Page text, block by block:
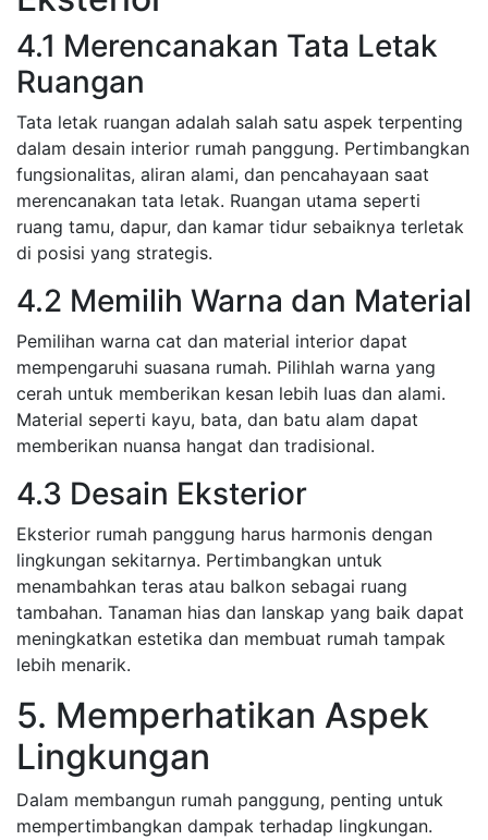
4.1 Merencanakan Tata Letak
Ruangan
Tata letak ruangan adalah salah satu aspek terpenting
dalam desain interior rumah panggung. Pertimbangkan
fungsionalitas, aliran alami, dan pencahayaan saat
merencanakan tata letak. Ruangan utama seperti
ruang tamu, dapur, dan kamar tidur sebaiknya terletak
di posisi yang strategis.
4.2 Memilih Warna dan Material
Pemilihan warna cat dan material interior dapat
mempengaruhi suasana rumah. Pilihlah warna yang
cerah untuk memberikan kesan lebih luas dan alami.
Material seperti kayu, bata, dan batu alam dapat
memberikan nuansa hangat dan tradisional.
4.3 Desain Eksterior
Eksterior rumah panggung harus harmonis dengan
lingkungan sekitarnya. Pertimbangkan untuk
menambahkan teras atau balkon sebagai ruang
tambahan. Tanaman hias dan lanskap yang baik dapat
meningkatkan estetika dan membuat rumah tampak
lebih menarik.
5. Memperhatikan Aspek
Lingkungan
Dalam membangun rumah panggung, penting untuk
mempertimbangkan dampak terhadap lingkungan.